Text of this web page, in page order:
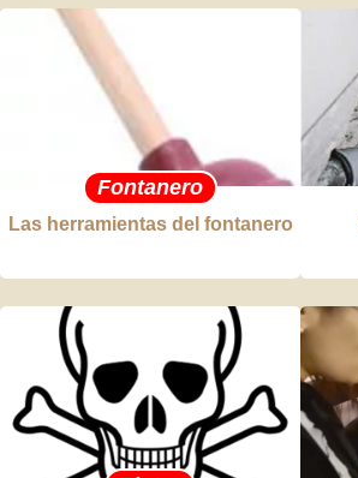
Fontanero
Las herramientas del fontanero